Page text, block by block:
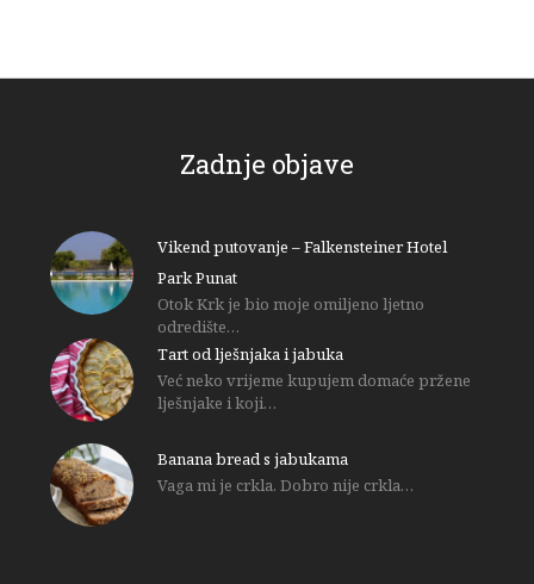
Zadnje objave
Vikend putovanje – Falkensteiner Hotel
Park Punat
Otok Krk je bio moje omiljeno ljetno
odredište…
Tart od lješnjaka i jabuka
Već neko vrijeme kupujem domaće pržene
lješnjake i koji…
Banana bread s jabukama
Vaga mi je crkla. Dobro nije crkla…